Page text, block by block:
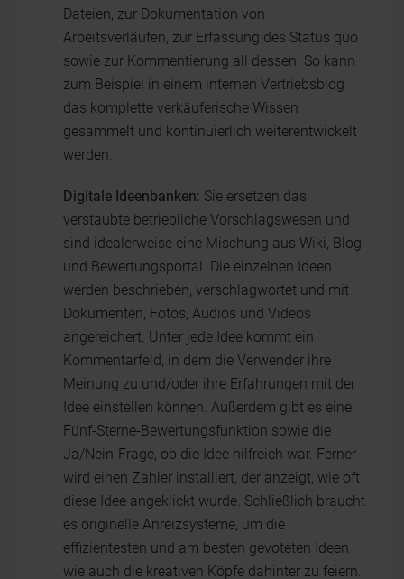
Dateien, zur Dokumentation von
Arbeitsverläufen, zur Erfassung des Status quo
sowie zur Kommentierung all dessen. So kann
zum Beispiel in einem internen Vertriebsblog
das komplette verkäuferische Wissen
gesammelt und kontinuierlich weiterentwickelt
werden.
Digitale Ideenbanken: Sie ersetzen das
verstaubte betriebliche Vorschlagswesen und
sind idealerweise eine Mischung aus Wiki, Blog
und Bewertungsportal. Die einzelnen Ideen
werden beschrieben, verschlagwortet und mit
Dokumenten, Fotos, Audios und Videos
angereichert. Unter jede Idee kommt ein
Kommentarfeld, in dem die Verwender ihre
Meinung zu und/oder ihre Erfahrungen mit der
Idee einstellen können. Außerdem gibt es eine
Fünf-Sterne-Bewertungsfunktion sowie die
Ja/Nein-Frage, ob die Idee hilfreich war. Ferner
wird einen Zähler installiert, der anzeigt, wie oft
diese Idee angeklickt wurde. Schließlich braucht
es originelle Anreizsysteme, um die
effizientesten und am besten gevoteten Ideen
wie auch die kreativen Köpfe dahinter zu feiern.